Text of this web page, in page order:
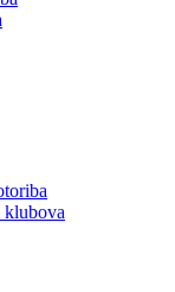
klubova